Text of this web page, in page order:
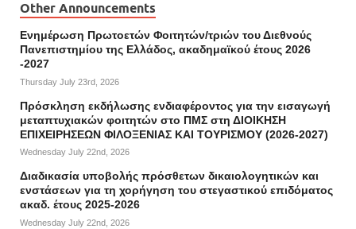
Other Announcements
Ενημέρωση Πρωτοετών Φοιτητών/τριών του Διεθνούς
Πανεπιστημίου της Ελλάδος, ακαδημαϊκού έτους 2026
-2027
Thursday July 23rd, 2026
Πρόσκληση εκδήλωσης ενδιαφέροντος για την εισαγωγή
μεταπτυχιακών φοιτητών στο ΠΜΣ στη ΔΙΟΙΚΗΣΗ
ΕΠΙΧΕΙΡΗΣΕΩΝ ΦΙΛΟΞΕΝΙΑΣ ΚΑΙ ΤΟΥΡΙΣΜΟΥ (2026-2027)
Wednesday July 22nd, 2026
Διαδικασία υποβολής πρόσθετων δικαιολογητικών και
ενστάσεων για τη χορήγηση του στεγαστικού επιδόματος
ακαδ. έτους 2025-2026
Wednesday July 22nd, 2026